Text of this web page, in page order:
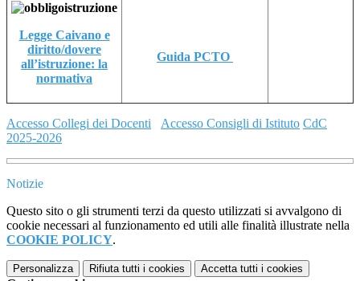
Legge Caivano e
diritto/dovere
all’istruzione: la
normativa
Guida PCTO
Accesso Collegi dei Docenti Accesso Consigli di Istituto CdC
2025-2026
Notizie
Questo sito o gli strumenti terzi da questo utilizzati si avvalgono di
cookie necessari al funzionamento ed utili alle finalità illustrate nella
COOKIE POLICY.
Personalizza Rifiuta tutti i cookies Accetta tutti i cookies